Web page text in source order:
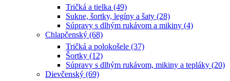
Tričká a tielka (49)
Sukne, šortky, legíny a šaty (28)
Súpravy s dlhým rukávom a mikiny (4)
Chlapčenský (68)
Tričká a polokošele (37)
Šortky (12)
Súpravy s dlhým rukávom, mikiny a tepláky (20)
Dievčenský (69)